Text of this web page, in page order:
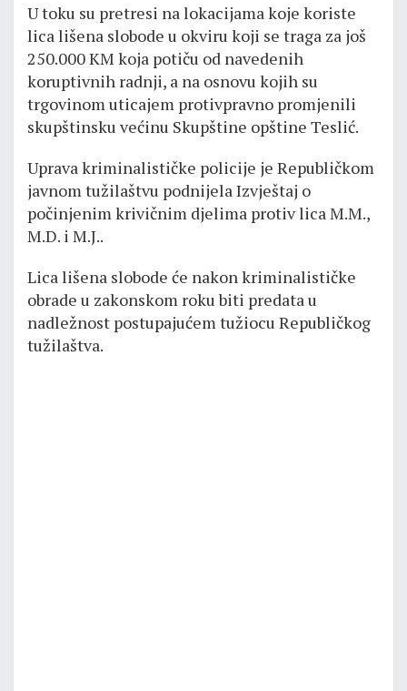
U toku su pretresi na lokacijama koje koriste
lica lišena slobode u okviru koji se traga za još
250.000 KM koja potiču od navedenih
koruptivnih radnji, a na osnovu kojih su
trgovinom uticajem protivpravno promjenili
skupštinsku većinu Skupštine opštine Teslić.
Uprava kriminalističke policije je Republičkom
javnom tužilaštvu podnijela Izvještaj o
počinjenim krivičnim djelima protiv lica M.M.,
M.D. i M.J..
Lica lišena slobode će nakon kriminalističke
obrade u zakonskom roku biti predata u
nadležnost postupajućem tužiocu Republičkog
tužilaštva.